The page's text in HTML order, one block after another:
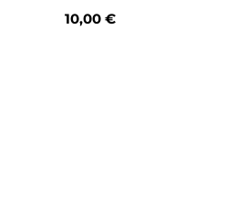
10,00 €